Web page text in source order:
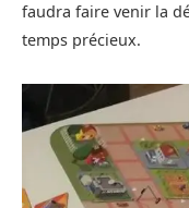
faudra faire venir la
temps précieux.